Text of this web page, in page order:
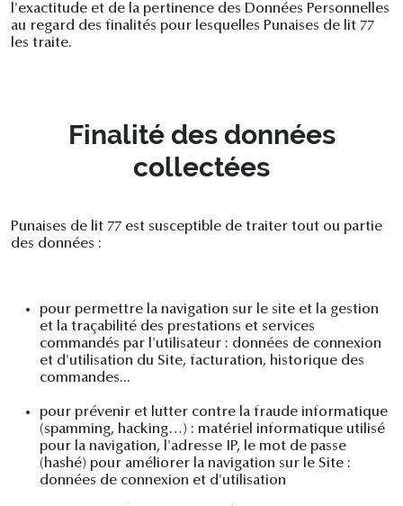
l'exactitude et de la pertinence des Données Personnelles
au regard des finalités pour lesquelles Punaises de lit 77
les traite.
Finalité des données
collectées
Punaises de lit 77 est susceptible de traiter tout ou partie
des données :
pour permettre la navigation sur le site et la gestion
et la traçabilité des prestations et services
commandés par l'utilisateur : données de connexion
et d'utilisation du Site, facturation, historique des
commandes...
pour prévenir et lutter contre la fraude informatique
(spamming, hacking…) : matériel informatique utilisé
pour la navigation, l'adresse IP, le mot de passe
(hashé) pour améliorer la navigation sur le Site :
données de connexion et d'utilisation